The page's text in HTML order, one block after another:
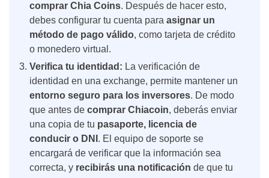
comprar Chia Coins. Después de hacer esto,
debes configurar tu cuenta para asignar un
método de pago válido, como tarjeta de crédito
o monedero virtual.
Verifica tu identidad: La verificación de
identidad en una exchange, permite mantener un
entorno seguro para los inversores. De modo
que antes de comprar Chiacoin, deberás enviar
una copia de tu pasaporte, licencia de
conducir o DNI . El equipo de soporte se
encargará de verificar que la información sea
correcta, y recibirás una notificación de que tu